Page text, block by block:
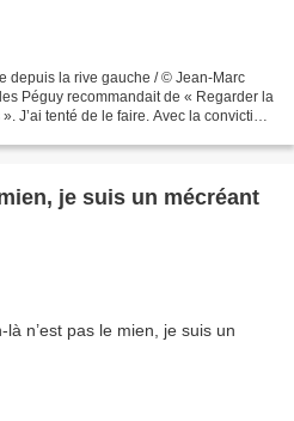
depuis la rive gauche / © Jean-Marc
J’ai tenté de le faire. Avec la conviction
je suis un mécréant